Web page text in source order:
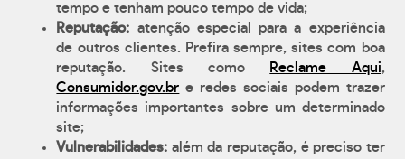
tempo e tenham pouco tempo de vida;
Reputação: atenção especial para a experiência
de outros clientes. Prefira sempre, sites com boa
reputação. Sites como
Reclame Aqui,
Consumidor.gov.br e redes sociais podem trazer
informações importantes sobre um determinado
site;
Vulnerabilidades: além da reputação, é preciso ter